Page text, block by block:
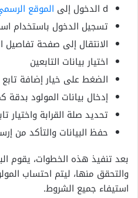
d الدخول إلى
الموقع
تسجيل الدخول باستخدام
الانتقال إلى صفحة تفاصيل
اختيار بيانات التابعين
الضغط على خيار إضافة
إدخال بيانات المولود
تحديد صلة القرابة واختيار تابع
حفظ البيانات والتأكد من
بعد تنفيذ هذه الخطوات، يقوم
والتحقق منها، ليتم احتساب
استيفاء جميع الشروط.